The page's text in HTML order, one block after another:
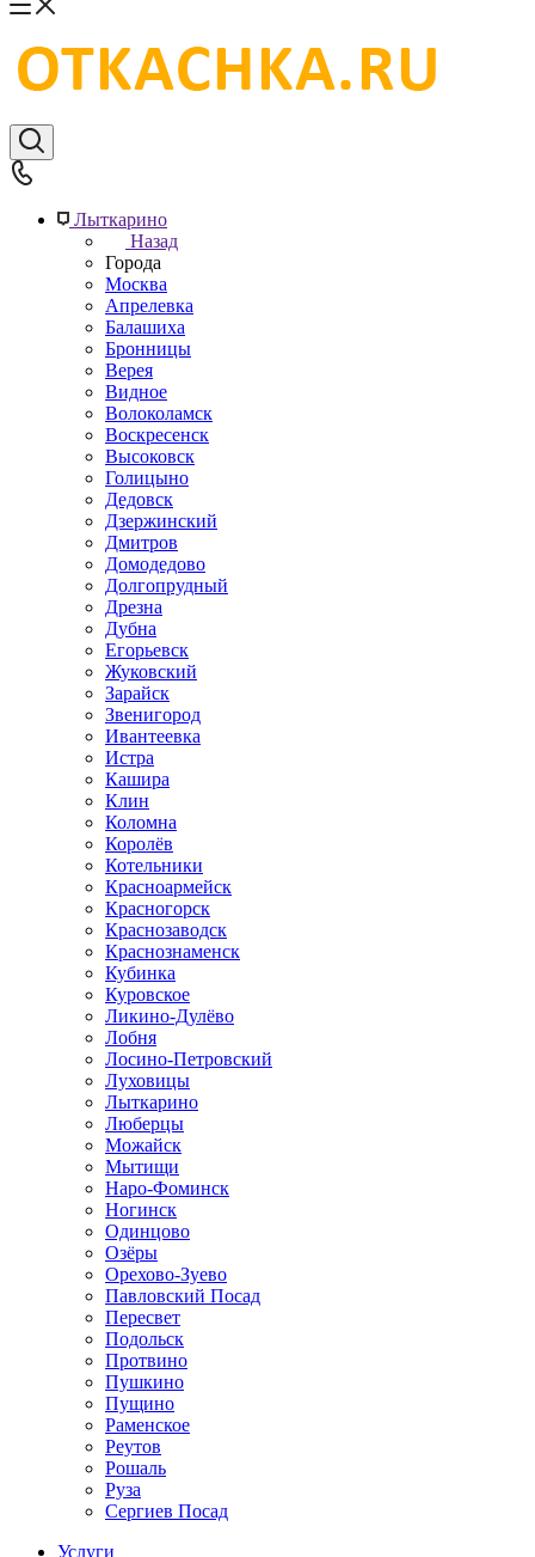
Лыткарино
Назад
Города
Москва
Апрелевка
Балашиха
Бронницы
Верея
Видное
Волоколамск
Воскресенск
Высоковск
Голицыно
Дедовск
Дзержинский
Дмитров
Домодедово
Долгопрудный
Дрезна
Дубна
Егорьевск
Жуковский
Зарайск
Звенигород
Ивантеевка
Истра
Кашира
Клин
Коломна
Королёв
Котельники
Красноармейск
Красногорск
Краснозаводск
Краснознаменск
Кубинка
Куровское
Ликино-Дулёво
Лобня
Лосино-Петровский
Луховицы
Лыткарино
Люберцы
Можайск
Мытищи
Наро-Фоминск
Ногинск
Одинцово
Озёры
Орехово-Зуево
Павловский Посад
Пересвет
Подольск
Протвино
Пушкино
Пущино
Раменское
Реутов
Рошаль
Руза
Сергиев Посад
Услуги